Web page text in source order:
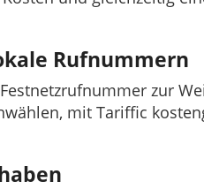
Rufnummern
zur
mit Tariffic